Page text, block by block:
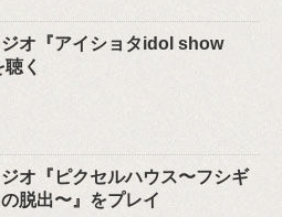
オ『アイショタidol show
く
オ『ピクセルハウス〜フシギ
脱出〜』をプレイ